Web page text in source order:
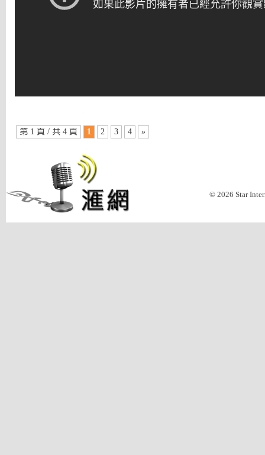
第 1 頁 / 共 4 頁 1 2 3 4 »
© 2026 Star